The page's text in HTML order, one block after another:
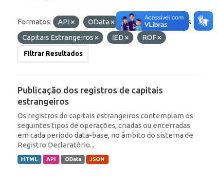
Formatos: API OData JSON
Etiquetas:
Capitais Estrangeiros
IED ROF
Filtrar Resultados
Publicação dos registros de capitais
estrangeiros
Os registros de capitais estrangeiros contemplam os
seguintes tipos de operações, criadas ou encerradas
em cada período data-base, no âmbito do sistema de
Registro Declaratório...
HTML API OData JSON